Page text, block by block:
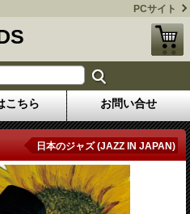
PCサイト
こちら お問い合せ
日本のジャズ (JAZZ IN JAPAN)